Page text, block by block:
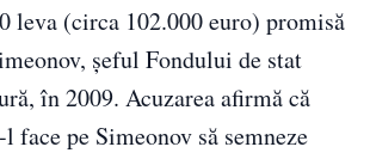
leva (circa 102.000 euro) promisă
şeful Fondului de stat
în 2009. Acuzarea afirmă că
face pe Simeonov să semneze